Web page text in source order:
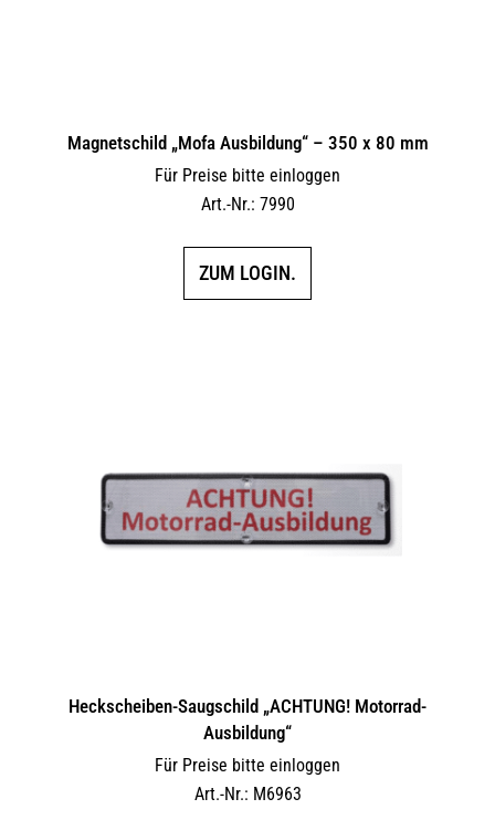
Magnetschild „Mofa Ausbildung“ – 350 x 80 mm
Für Preise bitte einloggen
Art.-Nr.: 7990
ZUM LOGIN.
Heckscheiben-Saugschild „ACHTUNG! Motorrad-
Ausbildung“
Für Preise bitte einloggen
Art.-Nr.: M6963